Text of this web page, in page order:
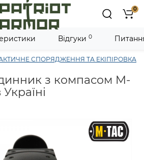
0
СПОРЯДЖЕННЯ ТА ЕКІПІРОВКА
з компасом M-
Відгуки 0